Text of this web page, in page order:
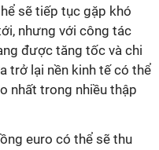
sẽ tiếp tục gặp khó
nhưng với công tác
được tăng tốc và chi
trở lại nền kinh tế có thể
nhất trong nhiều thập
euro có thể sẽ thu